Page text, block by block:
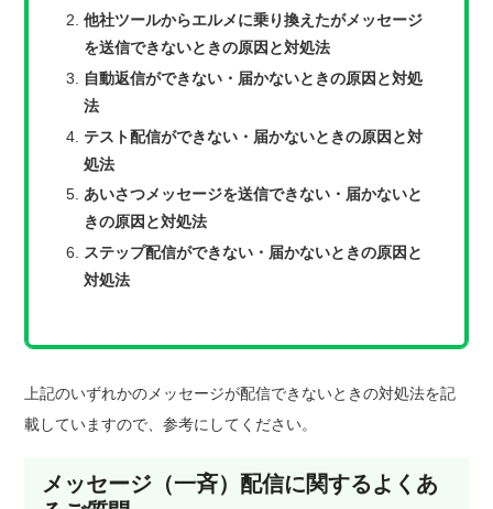
他社ツールからエルメに乗り換えたがメッセージ
を送信できないときの原因と対処法
自動返信ができない・届かないときの原因と対処
法
テスト配信ができない・届かないときの原因と対
処法
あいさつメッセージを送信できない・届かないと
きの原因と対処法
ステップ配信ができない・届かないときの原因と
対処法
上記のいずれかのメッセージが配信できないときの対処法を記
載していますので、参考にしてください。
メッセージ（一斉）配信に関するよくあ